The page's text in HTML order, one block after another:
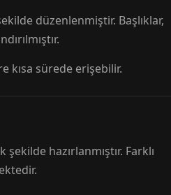
düzenlenmiştir. Başlıklar,
kısa sürede erişebilir.
hazırlanmıştır. Farklı